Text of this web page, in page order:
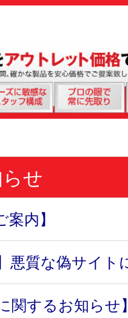
せ
案内】
悪質な偽サイト
関するお知らせ